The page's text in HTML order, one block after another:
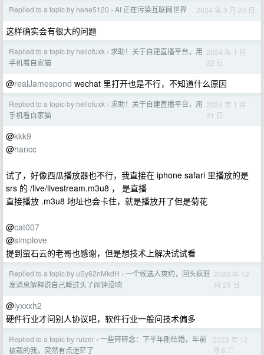
Replied to a topic by hehe5120 › AI 正在污染互联网世界 2024 年 9 月 20 日
这样确实会有很大的问题
Replied to a topic by hellofuxk › 求助！关于自建直播平台，用
手机看自家猫
2024 年 1 月
22 日
@realJamespond wechat 里打开也是不行，不知道什么原因
Replied to a topic by hellofuxk › 求助！关于自建直播平台，用
手机看自家猫
2024 年 1 月
21 日
@kkk9
@hancc
试了，好像西瓜播放器也不行，我直接在 iphone safari 里播放的是
srs 的 /live/livestream.m3u8 ， 是直播
直接播放 .m3u8 地址也会卡住，就是播放开了但是菊花
@cat007
@simplove
提到萤石云的老哥也感谢，但是想技术上解决试试看
Replied to a topic by uSy62nMkdH › 一个候选人爽约，回头疯狂
发消息解释说自己睡过头了闹钟没响
2023 年 12
月 25 日
@lyxxxh2
硬件行业才问别人协议吧，软件行业一般问技术偏多
Replied to a topic by ruizer › 一些碎碎念：下半年刚结婚，年前
被裁的我，突然有点迷茫了
2023 年 12
月 6 日